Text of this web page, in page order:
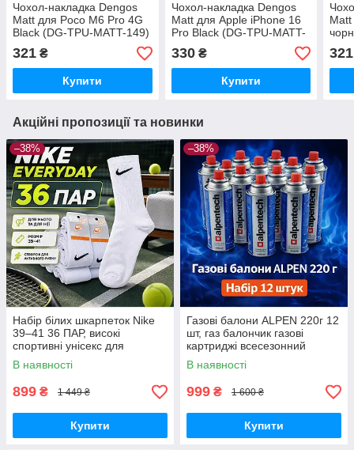
Чохол-накладка Dengos
Matt для Poco M6 Pro 4G
Black (DG-TPU-MATT-149)
321 ₴
Купити
Чохол-накладка Dengos
Matt для Apple iPhone 16
Pro Black (DG-TPU-MATT-
150)
330₴
Купити
321
Акційні пропозиції та новинки
–38%
Набір білих шкарпеток Nike
39–41 36 ПАР, високі
спортивні унісекс для
щоденного використання
В наявності
899 ₴ 1 449 ₴
Купити
–38%
Газові балони ALPEN 220г 12
шт, газ балончик газові
картриджі всесезонний
пропан-бутан для
портативних плит, пальників
та кемпінгу
В наявності
999 ₴ 1 600 ₴
Купити